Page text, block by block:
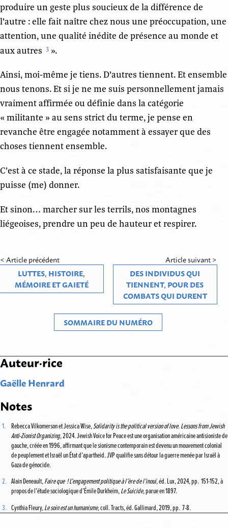
produire un geste plus soucieux de la différence de
l’autre : elle fait naître chez nous une préoccupation, une
attention, une qualité inédite de présence au monde et
aux autres 3 ».
Ainsi, moi-même je tiens. D’autres tiennent. Et ensemble
nous tenons. Et si je ne me suis personnellement jamais
vraiment affirmée ou définie dans la catégorie
« militante » au sens strict du terme, je pense en
revanche être engagée notamment à essayer que des
choses tiennent ensemble.
C’est à ce stade, la réponse la plus satisfaisante que je
puisse (me) donner.
Et sinon… marcher sur les terrils, nos montagnes
liégeoises, prendre un peu de hauteur et respirer.
< Article précédent
LUTTES, HISTOIRE,
MÉMOIRE ET GAIETÉ
Article suivant >
DES INDIVIDUS QUI
TIENNENT, POUR DES
COMBATS QUI DURENT
SOMMAIRE DU NUMÉRO
Auteur·rice
Gaëlle Henrard
Notes
1. Rebecca Vilkomerson et Jessica Wise,Solidarity is the political version of love.Lessons from Jewish
Anti-Zionist Organizing, 2024. Jewish Voice for Peace est une organisation américaine antisioniste de
gauche, créée en 1996, affirmant que le sionisme contemporain est devenu un mouvement colonial
de peuplement et Israël un État d’apartheid. JVP qualifie sans détour la guerre menée par Israël à
Gaza de génocide.
2. Alain Deneault,Faire que ! L’engagement politique à l’ère de l’inouï, éd. Lux, 2024, pp. 151-152, à
propos de l’étude sociologique d’Émile Durkheim,Le Suicide, parue en 1897.
3. Cynthia Fleury,Le soin est un humanisme, coll. Tracts, éd. Gallimard, 2019, pp. 7-8.